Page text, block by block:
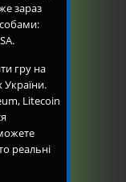
зараз
гру на
України.
Litecoin
реальні